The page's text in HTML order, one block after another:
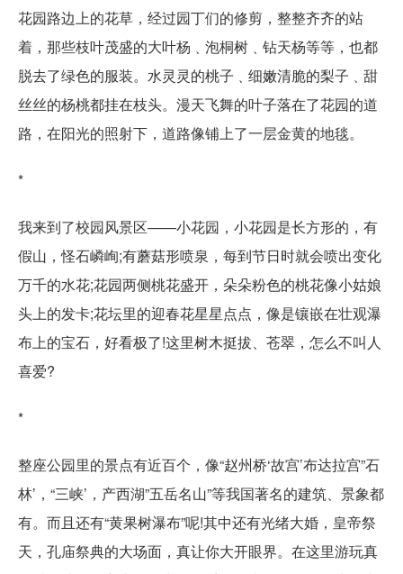
花园路边上的花草，经过园丁们的修剪，整整齐齐的站
着，那些枝叶茂盛的大叶杨﹑泡桐树﹑钻天杨等等，也都
脱去了绿色的服装。水灵灵的桃子﹑细嫩清脆的梨子﹑甜
丝丝的杨桃都挂在枝头。漫天飞舞的叶子落在了花园的道
路，在阳光的照射下，道路像铺上了一层金黄的地毯。
*
我来到了校园风景区——小花园，小花园是长方形的，有
假山，怪石嶙峋;有蘑菇形喷泉，每到节日时就会喷出变化
万千的水花;花园两侧桃花盛开，朵朵粉色的桃花像小姑娘
头上的发卡;花坛里的迎春花星星点点，像是镶嵌在壮观瀑
布上的宝石，好看极了!这里树木挺拔、苍翠，怎么不叫人
喜爱?
*
整座公园里的景点有近百个，像“赵州桥‘故宫’布达拉宫”石
林’，“三峡’，产西湖”五岳名山”等我国著名的建筑、景象都
有。而且还有“黄果树瀑布”呢!其中还有光绪大婚，皇帝祭
天，孔庙祭典的大场面，真让你大开眼界。在这里游玩真